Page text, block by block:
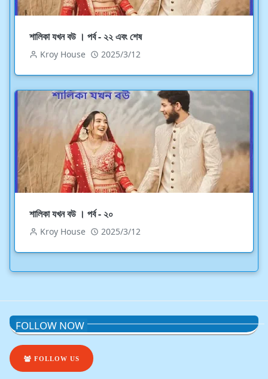
শালিকা যখন বউ । পর্ব - ২২ এবং শেষ
Kroy House 2025/3/12
শালিকা যখন বউ । পর্ব - ২০
Kroy House 2025/3/12
FOLLOW NOW
FOLLOW US